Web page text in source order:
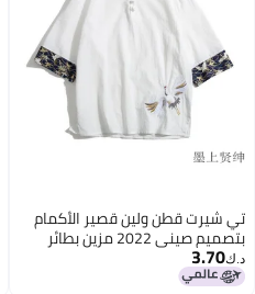
تي شيرت قطن ولين قصير الأكمام
بتصميم صيني 2022 مزين بطائر
الكركي بدلة تانغ هانفو قميص
نصف الأكمام
د.ك‏3.70